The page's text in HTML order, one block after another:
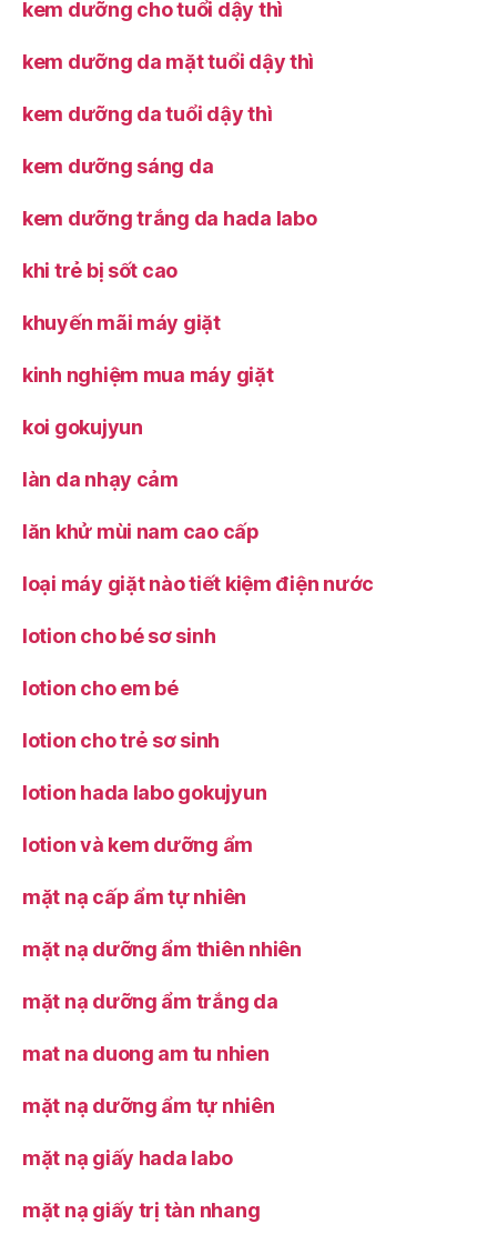
kem dưỡng cho tuổi dậy thì
kem dưỡng da mặt tuổi dậy thì
kem dưỡng da tuổi dậy thì
kem dưỡng sáng da
kem dưỡng trắng da hada labo
khi trẻ bị sốt cao
khuyến mãi máy giặt
kinh nghiệm mua máy giặt
koi gokujyun
làn da nhạy cảm
lăn khử mùi nam cao cấp
loại máy giặt nào tiết kiệm điện nước
lotion cho bé sơ sinh
lotion cho em bé
lotion cho trẻ sơ sinh
lotion hada labo gokujyun
lotion và kem dưỡng ẩm
mặt nạ cấp ẩm tự nhiên
mặt nạ dưỡng ẩm thiên nhiên
mặt nạ dưỡng ẩm trắng da
mat na duong am tu nhien
mặt nạ dưỡng ẩm tự nhiên
mặt nạ giấy hada labo
mặt nạ giấy trị tàn nhang